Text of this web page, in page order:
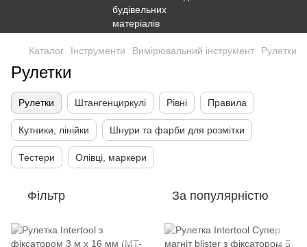
Каталог Інструменти Вимірювальний інструмент Рулетки
Рулетки
Рулетки Штангенциркулі Рівні Правила
Кутники, лінійки Шнури та фарби для розмітки
Тестери Олівці, маркери
Фільтр За популярністю